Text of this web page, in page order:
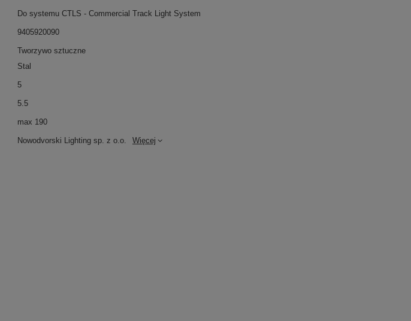
Nowodvorski Lighting sp. z o.o. Więcej
Do systemu CTLS - Commercial Track Light System
9405920090
Tworzywo sztuczne
Stal
5
5.5
max 190